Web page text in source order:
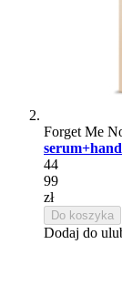
Forget Me
44
99
zł
Do koszyka
Dodaj do